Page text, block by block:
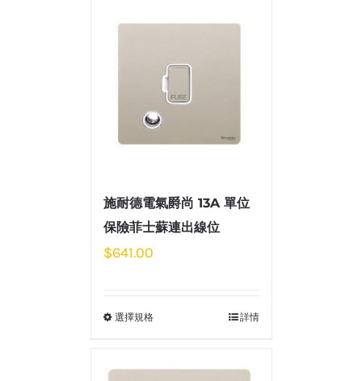
施耐德電氣爵尚 13A 單位
保險菲士蘇連出線位
$641.00
選擇規格 詳情